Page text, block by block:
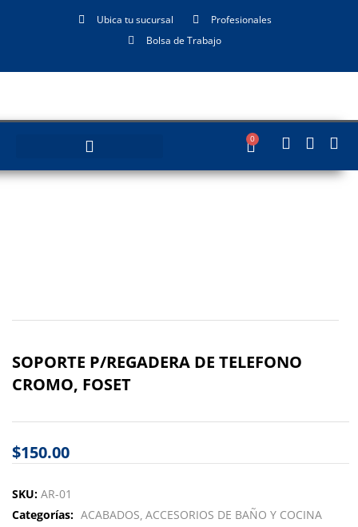
Ubica tu sucursal
Profesionales
Bolsa de Trabajo
0
SOPORTE P/REGADERA DE TELEFONO
CROMO, FOSET
$150.00
SKU: AR-01
Categorías: ACABADOS ACCESORIOS DE BAÑO Y COCINA